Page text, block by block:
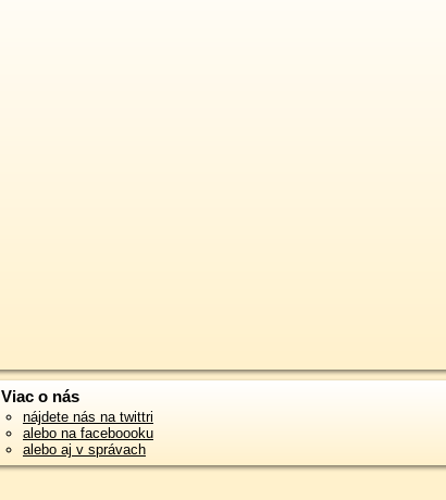
Viac o nás
nájdete nás na twittri
alebo na faceboooku
alebo aj v správach